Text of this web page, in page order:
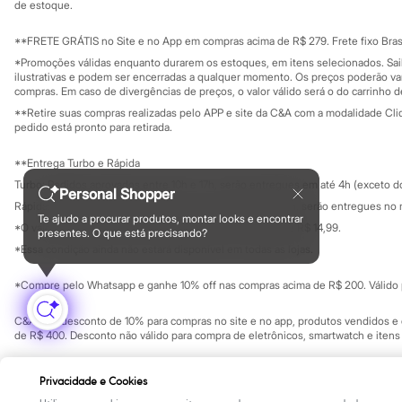
Yessica
Acessórios
Blusas
Calçados
Leggings
Shorts e Bermudas
Tops
Moda íntima
Cintas e Modeladores
Meias
Pijamas
Sutiãs e Tops
Moda praia
Maiôs
Saídas de praia
Personagens
Plus size
Blusas e Camisetas
Calças
Casacos e Jaquetas
Jeans
Personal Shopper
Te ajudo a procurar produtos, montar looks e encontrar
presentes. O que está precisando?
Investidores
Privacidade
Configuração de cookies
Minha privacidade
Educação
Formas de pagamento
de estoque.
**FRETE GRÁTIS no Site e no App em compras acima de R$ 279. Frete fixo
*Promoções válidas enquanto durarem os estoques, em itens selecionados.
ilustrativas e podem ser encerradas a qualquer momento. Os preços poderão
compras. Em caso de divergências de preços, o valor válido será o do carrinho
**Retire suas compras realizadas pelo APP e site da C&A com a modalidade
pedido está pronto para retirada.
**Entrega Turbo e Rápida
Turbo: Pedidos aprovados entre 10h e 17h, serão entregues em até 4h (exceto
Rápida: Pedidos com os pagamentos aprovados até as 10h, serão entregues
*O valor do frete para o turbo é R$ 24,99 e para a rápida é R$ 14,99.
*Essa condição ainda não estará disponível em todas as lojas.
*Compre pelo Whatsapp e ganhe 10% off nas compras acima de R$ 200.
C&A Pay: desconto de 10% para compras no site e no app, produtos vendidos
de R$ 400. Desconto não válido para compra de eletrônicos, smartwatch e
SP Cep: 06455-000 CNPJ 45.242.914/0001-05
Privacidade e Cookies